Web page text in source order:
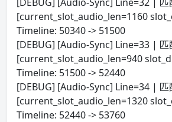
[current_slot_audio_len=1160
Timeline: 50340 -> 51500
[DEBUG] [Audio-Sync] Line=33 | 匹
[current_slot_audio_len=940
Timeline: 51500 -> 52440
[DEBUG] [Audio-Sync] Line=34 | 匹
[current_slot_audio_len=1320
Timeline: 52440 -> 53760